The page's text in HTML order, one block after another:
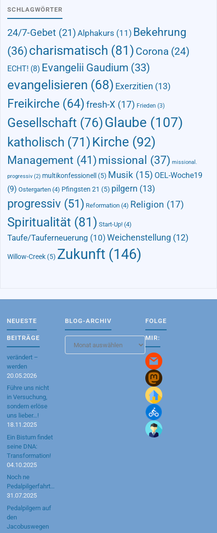
SCHLAGWÖRTER
24/7-Gebet (21) Alphakurs (11) Bekehrung
(36)charismatisch (81) Corona (24)
ECHT! (8) Evangelii Gaudium (33)
evangelisieren (68) Exerzitien (13)
Freikirche (64) fresh-X (17) Frieden (3)
Gesellschaft (76)Glaube (107)
katholisch (71) Kirche (92)
Management (41)missional (37) missional.
progressiv (2) multikonfessionell (5) Musik (15) OEL-Woche19
(9) Ostergarten (4) Pfingsten 21 (5) pilgern (13)
progressiv (51) Reformation (4) Religion (17)
Spiritualität (81) Start-Up! (4)
Taufe/Tauferneuerung (10) Weichenstellung (12)
Willow-Creek (5) Zukunft (146)
NEUESTE
BEITRÄGE
verändert –
werden
20.05.2026
Führe uns nicht
in Versuchung,
sondern erlöse
uns lieber…!
18.11.2025
Ein Bistum findet
seine DNA:
Transformation!
04.10.2025
Noch ne
Pedalpilgerfahrt…
31.07.2025
Pedalpilgern auf
den
Jacobuswegen
BLOG-ARCHIV
Archiv
FOLGE
MIR: